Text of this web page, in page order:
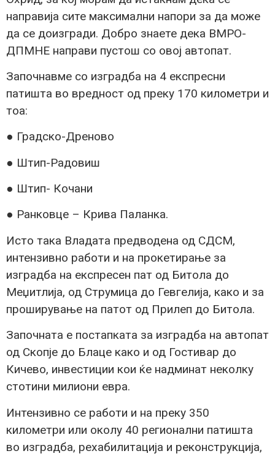
направија сите максимални напори за да може
да се доизгради. Добро знаете дека ВМРО-
ДПМНЕ направи пустош со овој автопат.
Започнавме со изградба на 4 експресни
патишта во вредност од преку 170 километри и
тоa:
● Градско-Дреново
● Штип-Радовиш
● Штип- Кочани
● Ранковце – Крива Паланка.
Исто така Владата предводена од СДСМ,
интензивно работи и на прокетирање за
изградба на експресен пат од Битола до
Меџитлија, од Струмица до Гевгелија, како и за
проширување на патот од Прилеп до Битола.
Започната е постапката за изградба на автопат
од Скопје до Блаце како и од Гостивар до
Кичево, инвестиции кои ќе надминат неколку
стотини милиони евра.
Интензивно се работи и на преку 350
километри или околу 40 регионални патишта
во изградба, рехабилитација и реконструкција,